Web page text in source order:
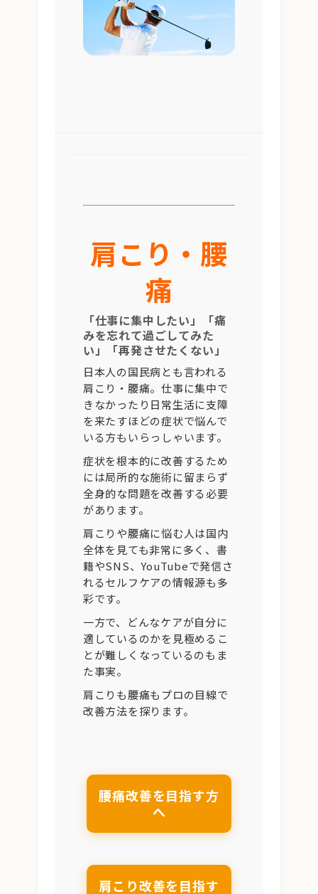
肩こり・腰
痛
「仕事に集中したい」「痛
みを忘れて過ごしてみた
い」「再発させたくない」
日本人の国民病とも言われる
肩こり・腰痛。仕事に集中で
きなかったり日常生活に支障
を来たすほどの症状で悩んで
いる方もいらっしゃいます。
症状を根本的に改善するため
には局所的な施術に留まらず
全身的な問題を改善する必要
があります。
肩こりや腰痛に悩む人は国内
全体を見ても非常に多く、書
籍やSNS、YouTubeで発信さ
れるセルフケアの情報源も多
彩です。
一方で、どんなケアが自分に
適しているのかを見極めるこ
とが難しくなっているのもま
た事実。
肩こりも腰痛もプロの目線で
改善方法を探ります。
腰痛改善を目指す方
へ
肩こり改善を目指す